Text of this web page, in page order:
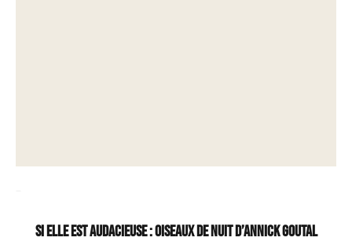
Si elle est audacieuse : Oiseaux de Nuit d’Annick Goutal